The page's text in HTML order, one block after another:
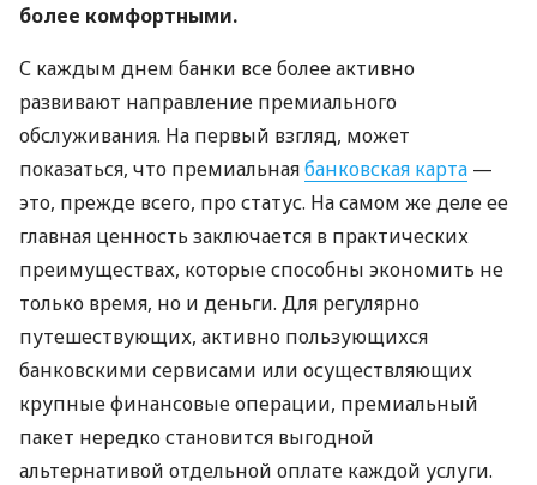
более комфортными.
С каждым днем ​​банки все более активно
развивают направление премиального
обслуживания. На первый взгляд, может
показаться, что премиальнаябанковская карта —
это, прежде всего, про статус. На самом же деле ее
главная ценность заключается в практических
преимуществах, которые способны экономить не
только время, но и деньги. Для регулярно
путешествующих, активно пользующихся
банковскими сервисами или осуществляющих
крупные финансовые операции, премиальный
пакет нередко становится выгодной
альтернативой отдельной оплате каждой услуги.